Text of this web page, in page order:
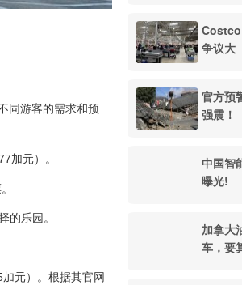
同游客的需求和预
加元）。
的乐园。
元）。根据其官网
Costco
争议大
官方预
强震！
中国智
曝光!
加拿大
车，要